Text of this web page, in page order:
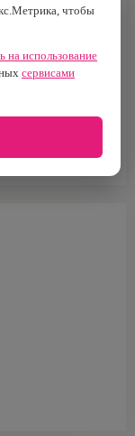
чтобы
на использование
сервисами